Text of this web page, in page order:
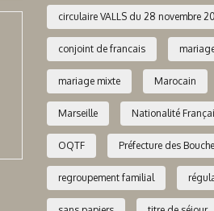
circulaire VALLS du 28 novembre
conjoint de francais
mariage mixte Marocain
Marseille Nationalité
OQTF Préfecture des
regroupement familial